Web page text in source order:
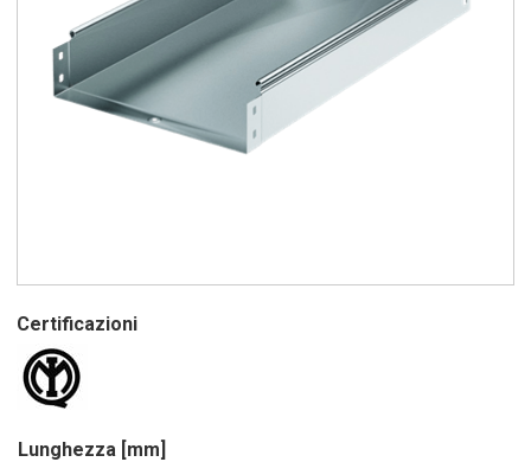
Certificazioni
Lunghezza [mm]